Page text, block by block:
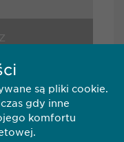
są pliki cookie.
gdy inne
komfortu